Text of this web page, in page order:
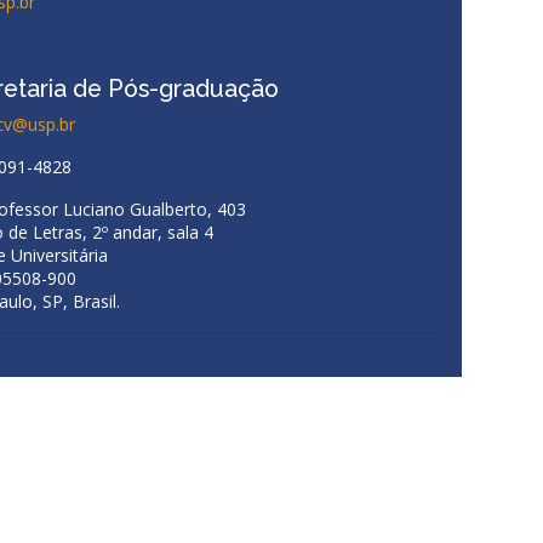
de Pós-graduação
4828
Luciano Gualberto, 403
de Letras, 2º andar, sala 4
Universitária
900
SP, Brasil.